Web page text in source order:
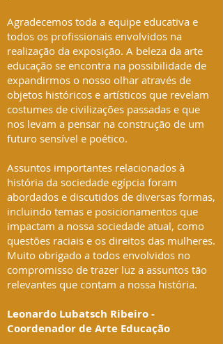
Agradecemos toda a equipe educativa e
todos os profissionais envolvidos na
realização da exposição. A beleza da arte
educação se encontra na possibilidade de
expandirmos o nosso olhar através de
objetos históricos e artísticos que revelam
costumes de civilizações passadas e que
nos levam a pensar na construção de um
futuro sensível e poético.
Assuntos importantes relacionados à
história da sociedade egípcia foram
abordados e discutidos de diversas formas,
incluindo temas e posicionamentos que
impactam a nossa sociedade atual, como
questões raciais e os direitos das mulheres.
Muito obrigado a todos envolvidos no
compromisso de trazer luz a assuntos tão
relevantes que contam a nossa história.
Leonardo Lubatsch Ribeiro -
Coordenador de Arte Educação